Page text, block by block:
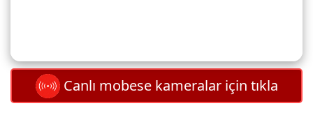
Canlı mobese kameralar için tıkla